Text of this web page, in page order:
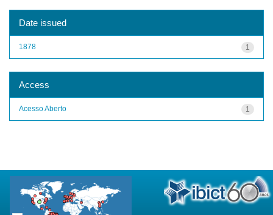
Date issued
1
1878
Access
1
Acesso Aberto